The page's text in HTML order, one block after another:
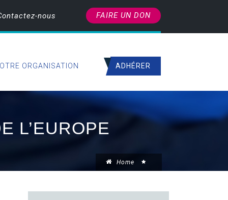
nous FAIRE UN DON
ORGANISATION ADHÉRER
L’EUROPE
Home